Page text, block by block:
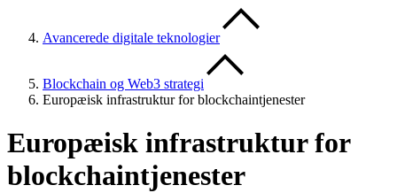
Avancerede digitale teknologier
Blockchain og Web3 strategi
Europæisk infrastruktur for blockchaintjenester
Europæisk infrastruktur for
blockchaintjenester